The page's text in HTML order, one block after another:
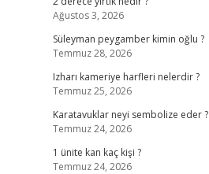
Ağustos 3, 2026
Süleyman peygamber kimin oğlu ?
Temmuz 28, 2026
Izharı kameriye harfleri nelerdir ?
Temmuz 25, 2026
Karatavuklar neyi sembolize eder ?
Temmuz 24, 2026
1 ünite kan kaç kişi ?
Temmuz 24, 2026